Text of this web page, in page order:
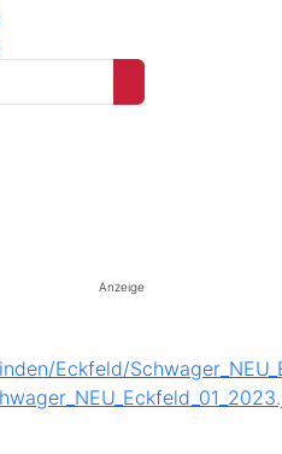
Anzeige